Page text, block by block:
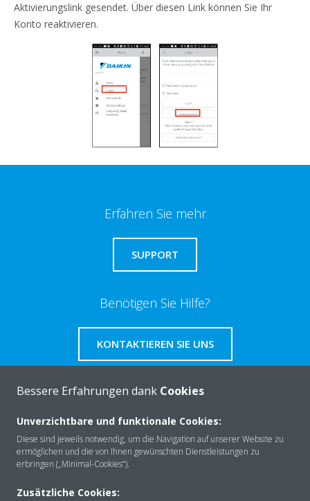
Aktivierungslink gesendet. Über diesen Link können Sie Ihr
Konto reaktivieren.
Erfahren Sie mehr
SUPPORT
Benötigen Sie Hilfe?
KONTAKTIEREN SIE UNS
Über Daikin
Bessere Erfahrungen dank Cookies
Unverzichtbare und funktionale Cookies:
Diese sind jeweils notwendig, um die Navigation auf unserer Website zu
ermöglichen und die von Ihnen gewünschten Dienstleistungen zu
erbringen („Minimal-Cookies“).
Zusätzliche Cookies: